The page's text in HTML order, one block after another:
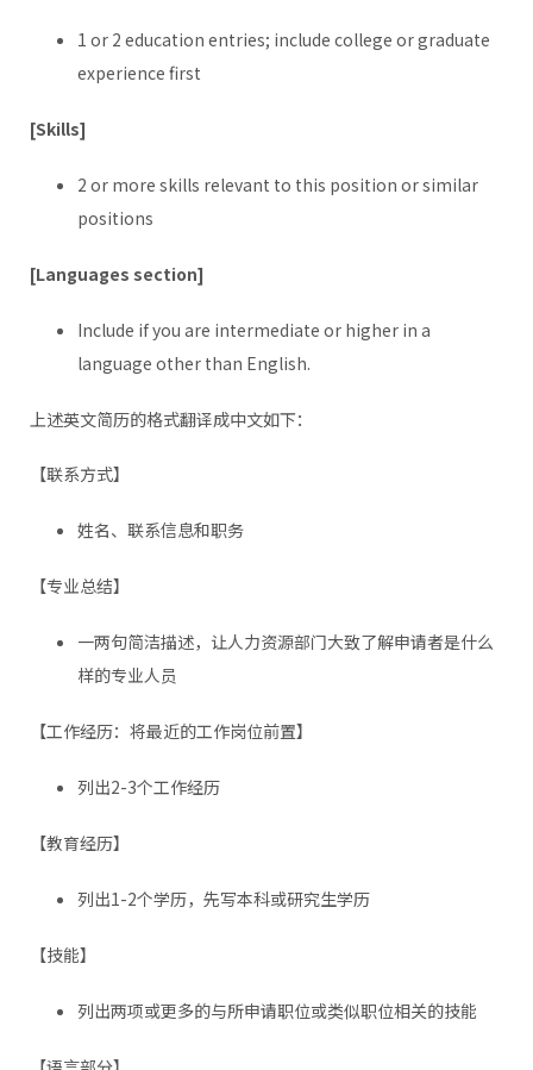
1 or 2 education entries; include college or graduate
experience first
[Skills]
2 or more skills relevant to this position or similar
positions
[Languages section]
Include if you are intermediate or higher in a
language other than English.
上述英文简历的格式翻译成中文如下：
【联系方式】
姓名、联系信息和职务
【专业总结】
一两句简洁描述，让人力资源部门大致了解申请者是什么
样的专业人员
【工作经历：将最近的工作岗位前置】
列出2-3个工作经历
【教育经历】
列出1-2个学历，先写本科或研究生学历
【技能】
列出两项或更多的与所申请职位或类似职位相关的技能